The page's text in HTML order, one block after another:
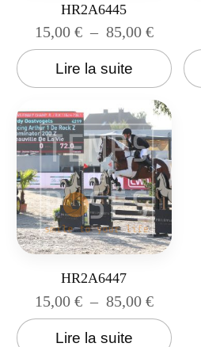
HR2A6445
15,00 € – 85,00 €
Lire la suite
HR2A6447
15,00 € – 85,00 €
Lire la suite